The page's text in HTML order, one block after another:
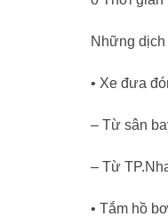
Những dịch
• Xe đưa
– Từ sân
– Từ
• Tắm hồ